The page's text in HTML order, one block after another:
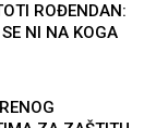
ROĐENDAN:
NI NA KOGA